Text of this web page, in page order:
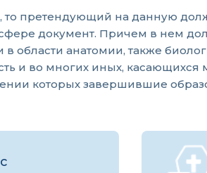
то претендующий на данную
документ. Причем в нем
в области анатомии, также
и во многих иных,
которых завершившие